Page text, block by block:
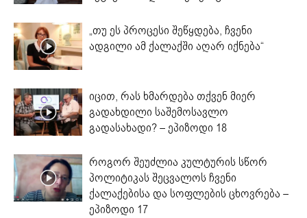
„თუ ეს პროცესი შეწყდება, ჩვენი
ადგილი ამ ქალაქში აღარ იქნება“
იცით, რას ხმარდება თქვენ მიერ
გადახდილი საშემოსავლო
გადასახადი? – ეპიზოდი 18
როგორ შეუძლია კულტურის სწორ
პოლიტიკას შეცვალოს ჩვენი
ქალაქებისა და სოფლების ცხოვრება –
ეპიზოდი 17